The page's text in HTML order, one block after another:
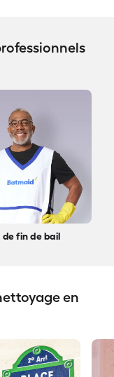
fin de bail
en